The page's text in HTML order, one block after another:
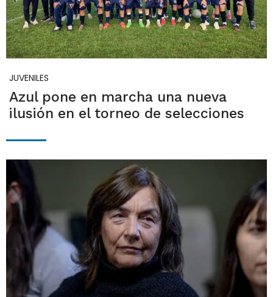
JUVENILES
Azul pone en marcha una nueva
ilusión en el torneo de selecciones